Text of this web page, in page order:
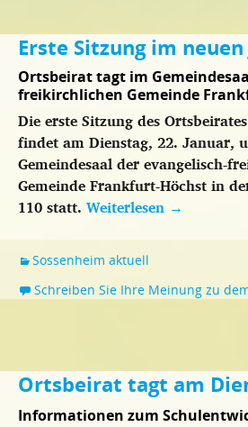
Erste Sitzung im neuen
Ortsbeirat tagt im
freikirchlichen Gemeinde
Die erste Sitzung des
findet am Dienstag, 22. Januar,
Gemeindesaal der evangelisch-
Gemeinde Frankfurt-Höchst in
110 statt. Weiterlesen →
Sossenheim aktuell
Schreiben Sie Ihre Meinung zu
Ortsbeirat tagt am
Informationen zum